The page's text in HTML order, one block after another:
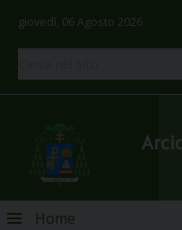
giovedì, 06 Agosto 2026
Skip
Home